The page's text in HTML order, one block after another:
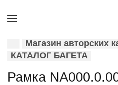
Магазин авторских
КАТАЛОГ БАГЕТА
Рамка